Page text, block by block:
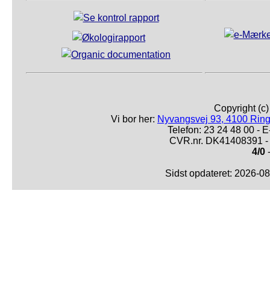
Copyright
Vi bor her: Nyvangsvej 93, 4100
Telefon: 23 24 48 00 -
CVR.nr. DK41408391
4/0
Sidst opdateret: 2026-